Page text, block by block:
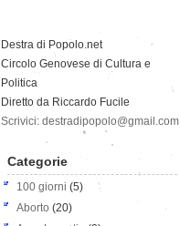
Destra di Popolo.net
Circolo Genovese di Cultura e
Politica
Diretto da Riccardo Fucile
Scrivici: destradipopolo@gmail.com
Categorie
100 giorni (5)
Aborto (20)